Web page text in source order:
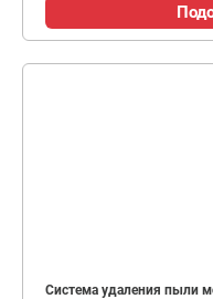
Система удаления пыли